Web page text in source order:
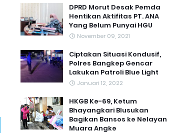
DPRD Morut Desak Pemda
Hentikan Aktifitas PT. ANA
Yang Belum Punyai HGU
November 09, 2021
Ciptakan Situasi Kondusif,
Polres Bangkep Gencar
Lakukan Patroli Blue Light
Januari 12, 2022
HKGB Ke-69, Ketum
Bhayangkari Blusukan
Bagikan Bansos ke Nelayan
Muara Angke